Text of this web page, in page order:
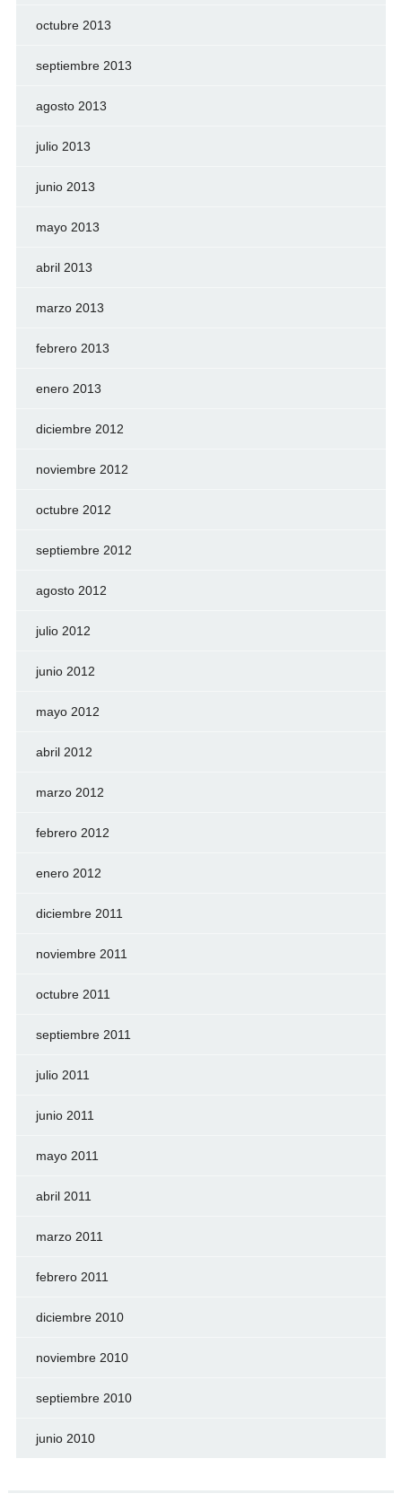
octubre 2013
septiembre 2013
agosto 2013
julio 2013
junio 2013
mayo 2013
abril 2013
marzo 2013
febrero 2013
enero 2013
diciembre 2012
noviembre 2012
octubre 2012
septiembre 2012
agosto 2012
julio 2012
junio 2012
mayo 2012
abril 2012
marzo 2012
febrero 2012
enero 2012
diciembre 2011
noviembre 2011
octubre 2011
septiembre 2011
julio 2011
junio 2011
mayo 2011
abril 2011
marzo 2011
febrero 2011
diciembre 2010
noviembre 2010
septiembre 2010
junio 2010